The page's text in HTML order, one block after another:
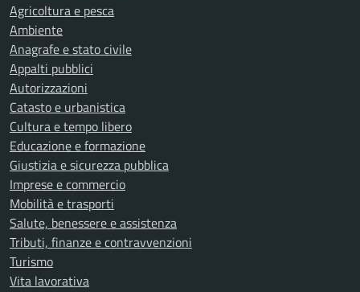
Agricoltura e pesca
Ambiente
Anagrafe e stato civile
Appalti pubblici
Autorizzazioni
Catasto e urbanistica
Cultura e tempo libero
Educazione e formazione
Giustizia e sicurezza pubblica
Imprese e commercio
Mobilità e trasporti
Salute, benessere e assistenza
Tributi, finanze e contravvenzioni
Turismo
Vita lavorativa